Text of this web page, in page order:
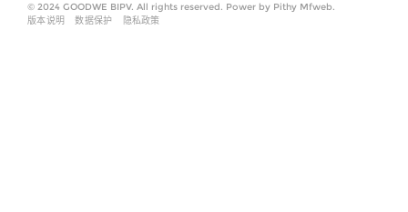
© 2024 GOODWE BIPV. All rights reserved. Power by Pithy Mfweb.
版本说明
数据保护 隐私政策